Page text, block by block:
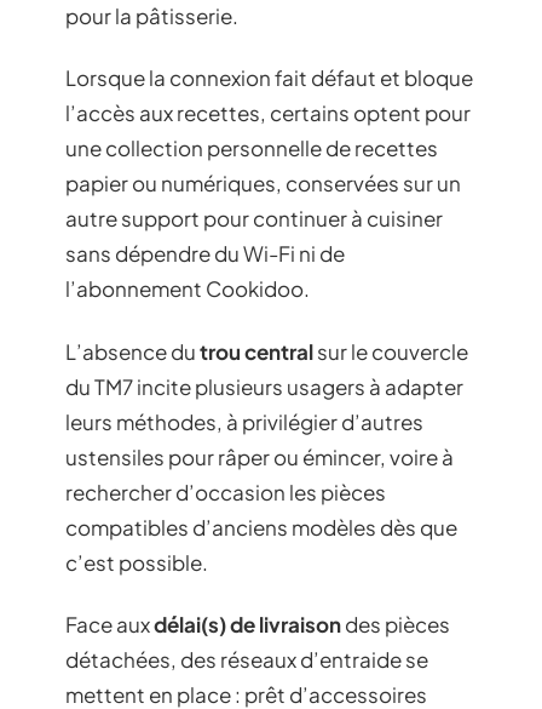
pour la pâtisserie.
Lorsque la connexion fait défaut et bloque
l’accès aux recettes, certains optent pour
une collection personnelle de recettes
papier ou numériques, conservées sur un
autre support pour continuer à cuisiner
sans dépendre du Wi-Fi ni de
l’abonnement Cookidoo.
L’absence dutrou centralsur le couvercle
du TM7 incite plusieurs usagers à adapter
leurs méthodes, à privilégier d’autres
ustensiles pour râper ou émincer, voire à
rechercher d’occasion les pièces
compatibles d’anciens modèles dès que
c’est possible.
Face auxdélai(s) de livraisondes pièces
détachées, des réseaux d’entraide se
mettent en place : prêt d’accessoires